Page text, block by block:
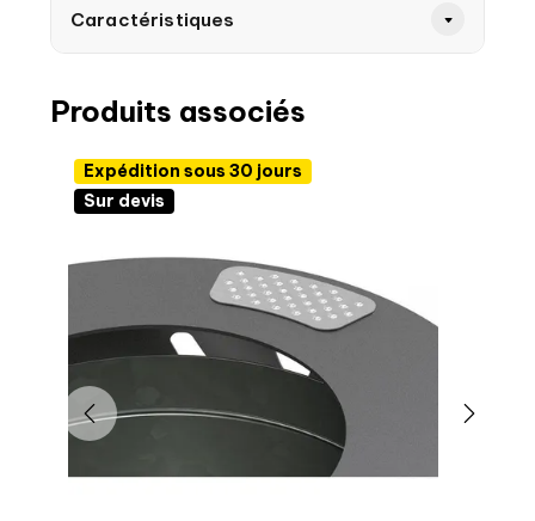
Caractéristiques
Produits associés
Expédition sous 30 jours
Sur devis